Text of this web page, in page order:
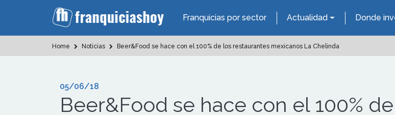
Franquicias por sector Actualidad Donde
Home Noticias Beer&Food se hace con el 100% de los restaurantes mexicanos La Chelinda
05/06/18
Beer&Food se hace con el 100%